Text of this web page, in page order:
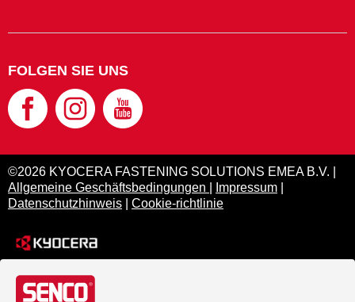
FOLGEN SIE UNS
©2026 KYOCERA FASTENING SOLUTIONS EMEA B.V. |
Allgemeine Geschäftsbedingungen
Impressum
Datenschutzhinweis
Cookie-richtlinie